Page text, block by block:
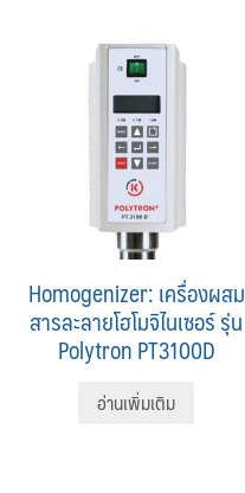
Homogenizer: เครื่องผสม
สารละลายโฮโมจิไนเซอร์ รุ่น
Polytron PT3100D
อ่านเพิ่มเติม